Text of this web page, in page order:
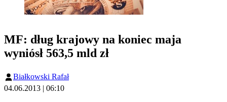
MF: dług krajowy na koniec maja
wyniósł 563,5 mld zł
Białkowski Rafał
04.06.2013 | 06:10